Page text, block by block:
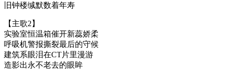
旧钟楼缄默数着年寿
【主歌2】
实验室恒温箱催开新蕊娇柔
呼吸机警报撕裂最后的守候
建筑系眼泪在CT片里漫游
造影出永不老去的眼眸